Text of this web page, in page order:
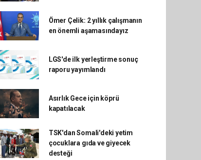
Ömer Çelik: 2 yıllık çalışmanın
en önemli aşamasındayız
LGS'de ilk yerleştirme sonuç
raporu yayımlandı
Asırlık Gece için köprü
kapatılacak
TSK'dan Somali'deki yetim
çocuklara gıda ve giyecek
desteği